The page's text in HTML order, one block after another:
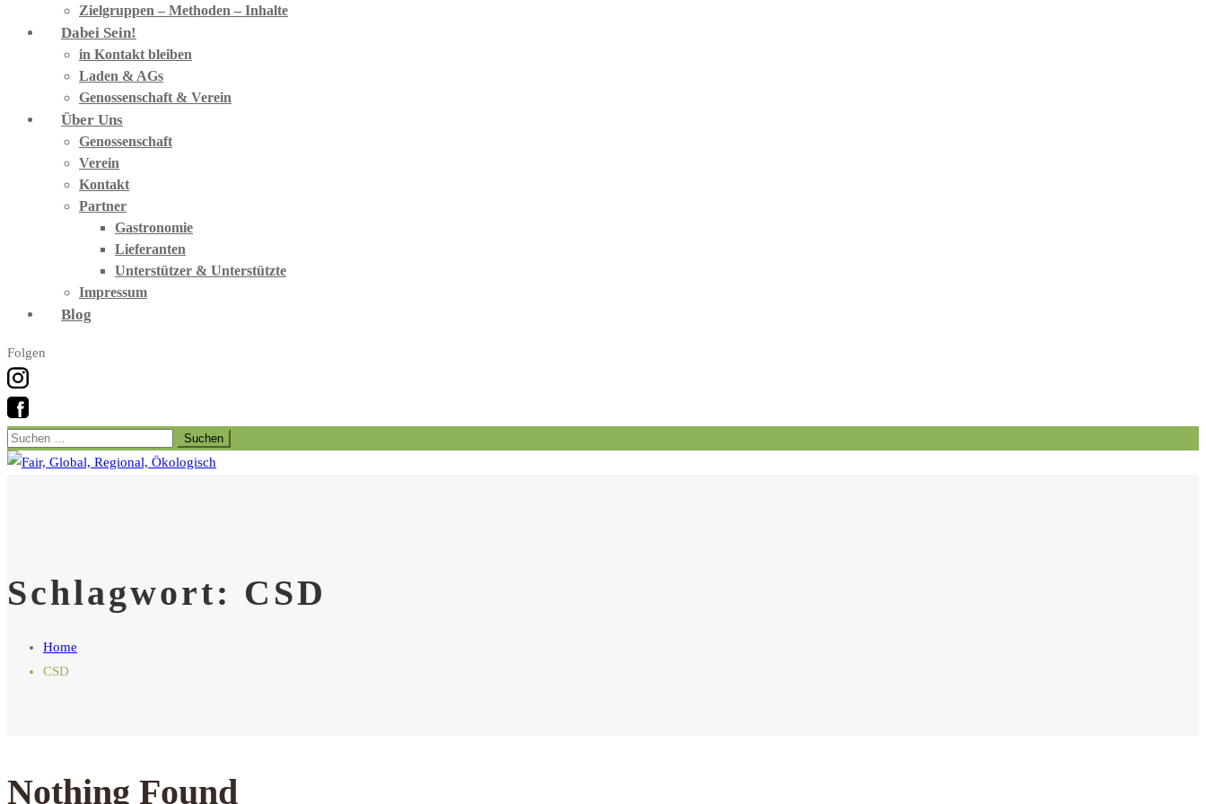
Zielgruppen – Methoden – Inhalte
Dabei Sein!
in Kontakt bleiben
Laden & AGs
Genossenschaft & Verein
Über Uns
Genossenschaft
Verein
Kontakt
Partner
Gastronomie
Lieferanten
Unterstützer & Unterstützte
Impressum
Blog
Folgen
Suchen
nach:
Schlagwort: CSD
Home
CSD
Nothing Found